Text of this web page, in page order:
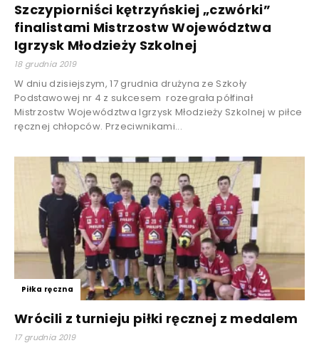
Szczypiorniści kętrzyńskiej „czwórki”
finalistami Mistrzostw Województwa
Igrzysk Młodzieży Szkolnej
18 grudnia 2019
W dniu dzisiejszym, 17 grudnia drużyna ze Szkoły
Podstawowej nr 4 z sukcesem rozegrała półfinał
Mistrzostw Województwa Igrzysk Młodzieży Szkolnej w piłce
ręcznej chłopców. Przeciwnikami...
Piłka ręczna
Wrócili z turnieju piłki ręcznej z medalem
17 grudnia 2019